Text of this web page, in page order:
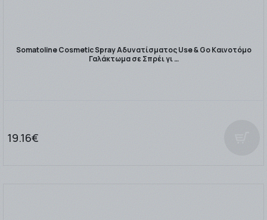
Somatoline Cosmetic Spray Αδυνατίσματος Use & Go Καινοτόμο
Γαλάκτωμα σε Σπρέι γι …
19.16€